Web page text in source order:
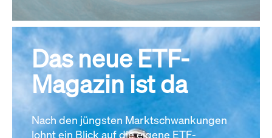
Alle Events
Das neue ETF-
Magazin ist da
Nach den jüngsten Marktschwankungen
lohnt ein Blick auf die eigene ETF-